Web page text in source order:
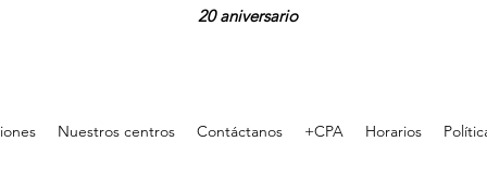
20aniversario
Nuestros centros Contáctanos +CPA Horarios